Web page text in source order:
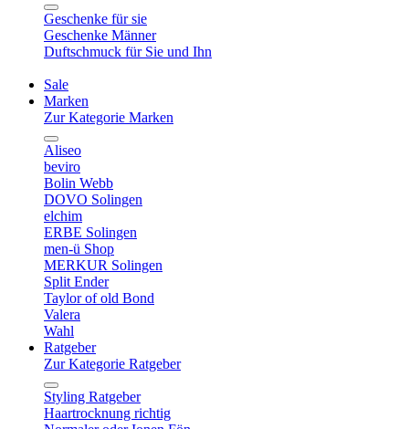
Geschenke für sie
Geschenke Männer
Duftschmuck für Sie und Ihn
Sale
Marken
Zur Kategorie Marken
Aliseo
beviro
Bolin Webb
DOVO Solingen
elchim
ERBE Solingen
men-ü Shop
MERKUR Solingen
Split Ender
Taylor of old Bond
Valera
Wahl
Ratgeber
Zur Kategorie Ratgeber
Styling Ratgeber
Haartrocknung richtig